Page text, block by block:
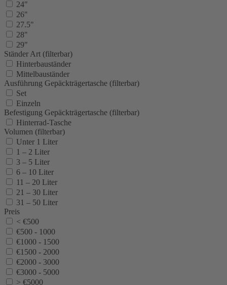
24"
26"
27.5"
28"
29"
Ständer Art (filterbar)
Hinterbauständer
Mittelbauständer
Ausführung Gepäckträgertasche (filterbar)
Set
Einzeln
Befestigung Gepäckträgertasche (filterbar)
Hinterrad-Tasche
Volumen (filterbar)
Unter 1 Liter
1 – 2 Liter
3 – 5 Liter
6 – 10 Liter
11 – 20 Liter
21 – 30 Liter
31 – 50 Liter
Preis
< €500
€500 - 1000
€1000 - 1500
€1500 - 2000
€2000 - 3000
€3000 - 5000
> €5000